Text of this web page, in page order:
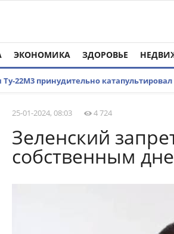
ЭКОНОМИКА ЗДОРОВЬЕ
22М3 принудительно
25-01-2024, 08:03 4 724
Зеленский
собственным